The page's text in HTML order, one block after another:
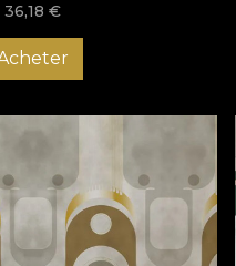
36,18 €